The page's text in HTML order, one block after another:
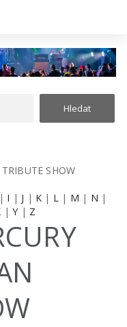
SHOW
| I | J | K | L | M | N |
|Y | Z